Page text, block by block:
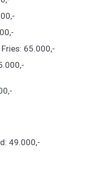
65.000,-
49.000,-